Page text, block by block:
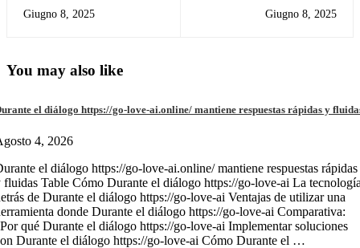
Giugno 8, 2025
безопасный вход и гид по
Giugno 8, 2025
You may also like
el diálogo https://go-love-ai.online/ mantiene respuestas rápidas y
4, 2026
el diálogo https://go-love-ai.online/ mantiene respuestas rápidas
fluidas Table Cómo Durante el diálogo https://go-love-ai La
de Durante el diálogo https://go-love-ai Ventajas de utilizar una
donde Durante el diálogo https://go-love-ai Comparativa:
qué Durante el diálogo https://go-love-ai Implementar soluciones
Durante el diálogo https://go-love-ai Cómo Durante el …